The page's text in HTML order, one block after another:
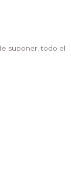
suponer, todo el